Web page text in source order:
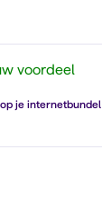
voordeel
je internetbundel